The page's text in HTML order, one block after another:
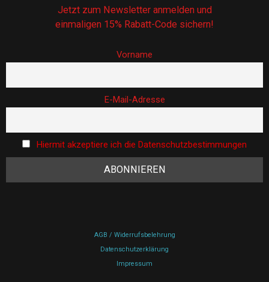
Jetzt zum Newsletter anmelden und
einmaligen 15% Rabatt-Code sichern!
Vorname
E-Mail-Adresse
Hiermit akzeptiere ich die Datenschutzbestimmungen
AGB / Widerrufsbelehrung
Datenschutzerklärung
Impressum